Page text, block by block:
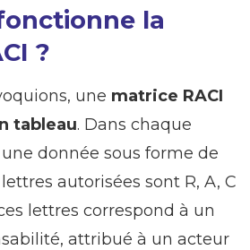
la
?
une matrice RACI
tableau. Dans chaque
donnée sous forme de
autorisées sont R, A, C
lettres correspond à un
attribué à un acteur